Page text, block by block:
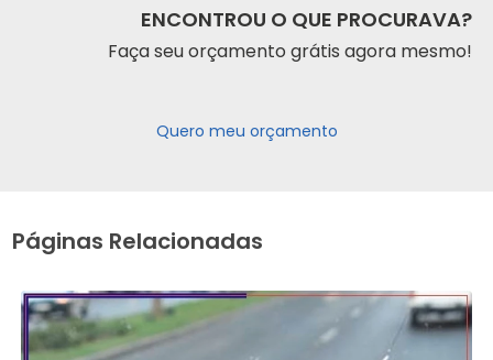
ENCONTROU O QUE PROCURAVA?
Faça seu orçamento grátis agora mesmo!
Quero meu orçamento
Páginas Relacionadas